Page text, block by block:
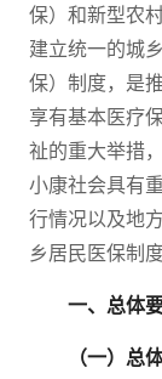
保）和新型农
建立统一的城
保）制度，是
享有基本医疗
祉的重大举措
小康社会具有
行情况以及地
乡居民医保制
一、总体
（一）总